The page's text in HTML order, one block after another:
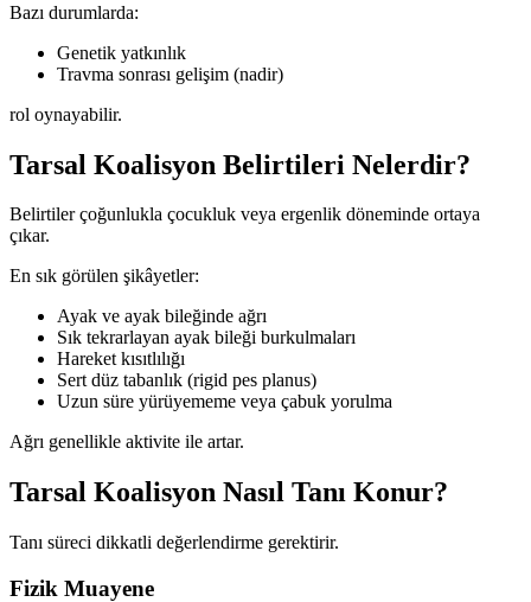
Bazı durumlarda:
Genetik yatkınlık
Travma sonrası gelişim (nadir)
rol oynayabilir.
Tarsal Koalisyon Belirtileri Nelerdir?
Belirtiler çoğunlukla çocukluk veya ergenlik döneminde ortaya
çıkar.
En sık görülen şikâyetler:
Ayak ve ayak bileğinde ağrı
Sık tekrarlayan ayak bileği burkulmaları
Hareket kısıtlılığı
Sert düz tabanlık (rigid pes planus)
Uzun süre yürüyememe veya çabuk yorulma
Ağrı genellikle aktivite ile artar.
Tarsal Koalisyon Nasıl Tanı Konur?
Tanı süreci dikkatli değerlendirme gerektirir.
Fizik Muayene